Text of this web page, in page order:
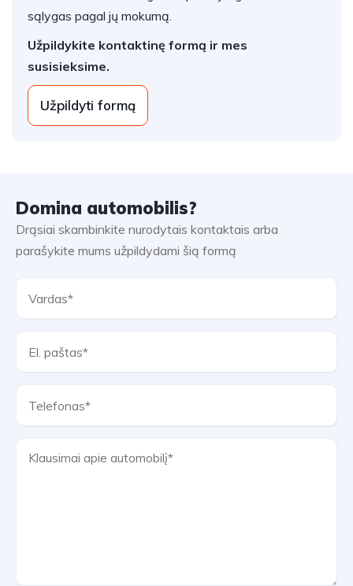
sąlygas pagal jų mokumą.
Užpildykite kontaktinę formą ir mes
susisieksime.
Užpildyti formą
Domina automobilis?
Drąsiai skambinkite nurodytais kontaktais arba
parašykite mums užpildydami šią formą